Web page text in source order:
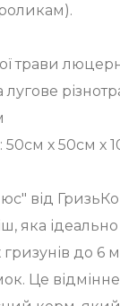
трави
х 50см х
від
яка
до 6
Це